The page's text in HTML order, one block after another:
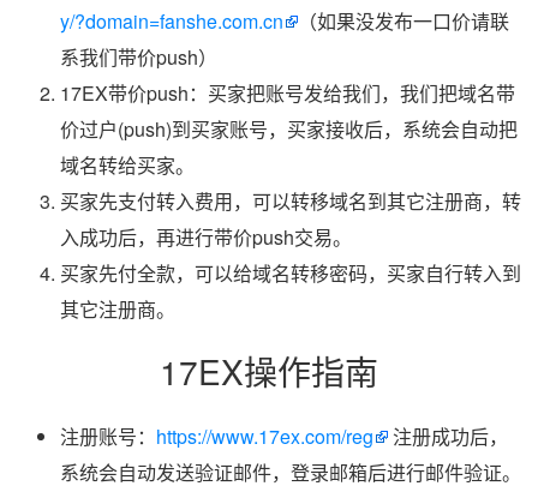
y/?domain=fanshe.com.cn
（如果没发布一口价请联
系我们带价push）
17EX带价push：买家把账号发给我们，我们把域名带
价过户(push)到买家账号，买家接收后，系统会自动把
域名转给买家。
买家先支付转入费用，可以转移域名到其它注册商，转
入成功后，再进行带价push交易。
买家先付全款，可以给域名转移密码，买家自行转入到
其它注册商。
17EX操作指南
注册账号： https://www.17ex.com/reg
注册成功后，
系统会自动发送验证邮件，登录邮箱后进行邮件验证。